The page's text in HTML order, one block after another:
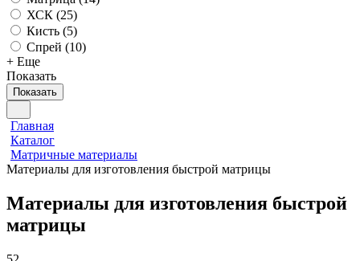
ХСК (25)
Кисть (5)
Спрей (10)
+ Еще
Показать
Показать
Главная
Каталог
Матричные материалы
Материалы для изготовления быстрой матрицы
Материалы для изготовления быстрой
матрицы